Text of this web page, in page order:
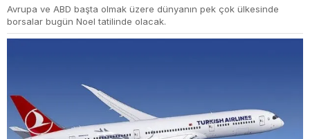
Avrupa ve ABD başta olmak üzere dünyanın pek çok ülkesinde
borsalar bugün Noel tatilinde olacak.